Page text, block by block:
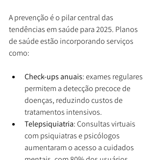
A prevenção é o pilar central das
tendências em saúde para 2025. Planos
de saúde estão incorporando serviços
como:
Check-ups anuais: exames regulares
permitem a detecção precoce de
doenças, reduzindo custos de
tratamentos intensivos.
Telepsiquiatria: Consultas virtuais
com psiquiatras e psicólogos
aumentaram o acesso a cuidados